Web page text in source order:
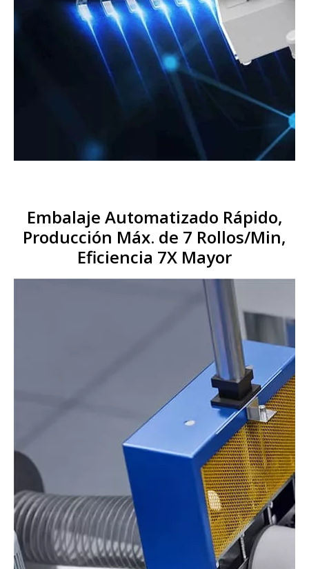
Embalaje Automatizado Rápido,
Producción Máx. de 7 Rollos/Min,
Eficiencia 7X Mayor